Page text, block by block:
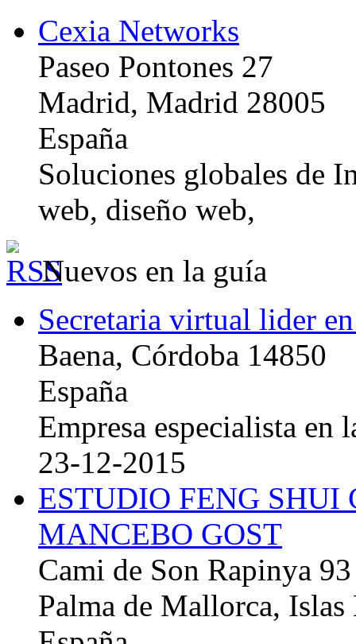
Cexia Networks
Paseo Pontones 27
Madrid, Madrid 28005
España
Soluciones globales de
web, diseño web,
Nuevos en la guía
Secretaria virtual lider
Baena, Córdoba 14850
España
Empresa especialista en
23-12-2015
ESTUDIO FENG
MANCEBO GOST
Cami de Son Rapinya 93
Palma de Mallorca, Islas